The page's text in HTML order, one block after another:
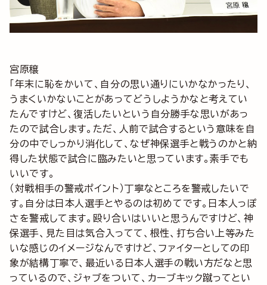
宮原穣
「年末に恥をかいて、自分の思い通りにいかなかったり、
うまくいかないことがあってどうしようかなと考えてい
たんですけど、復活したいという自分勝手な思いがあっ
たので試合します。ただ、人前で試合するという意味を自
分の中でしっかり消化して、なぜ神保選手と戦うのかと納
得した状態で試合に臨みたいと思っています。素手でも
いいです。
（対戦相手の警戒ポイント）丁寧なところを警戒したいで
す。自分は日本人選手とやるのは初めてです。日本人っぽ
さを警戒してます。殴り合いはいいと思うんですけど、神
保選手、見た目は気合入ってて、根性、打ち合い上等みた
いな感じのイメージなんですけど、ファイターとしての印
象が結構丁寧で、最近いる日本人選手の戦い方だなと思
っているので、ジャブをついて、カーブキック蹴ってとい